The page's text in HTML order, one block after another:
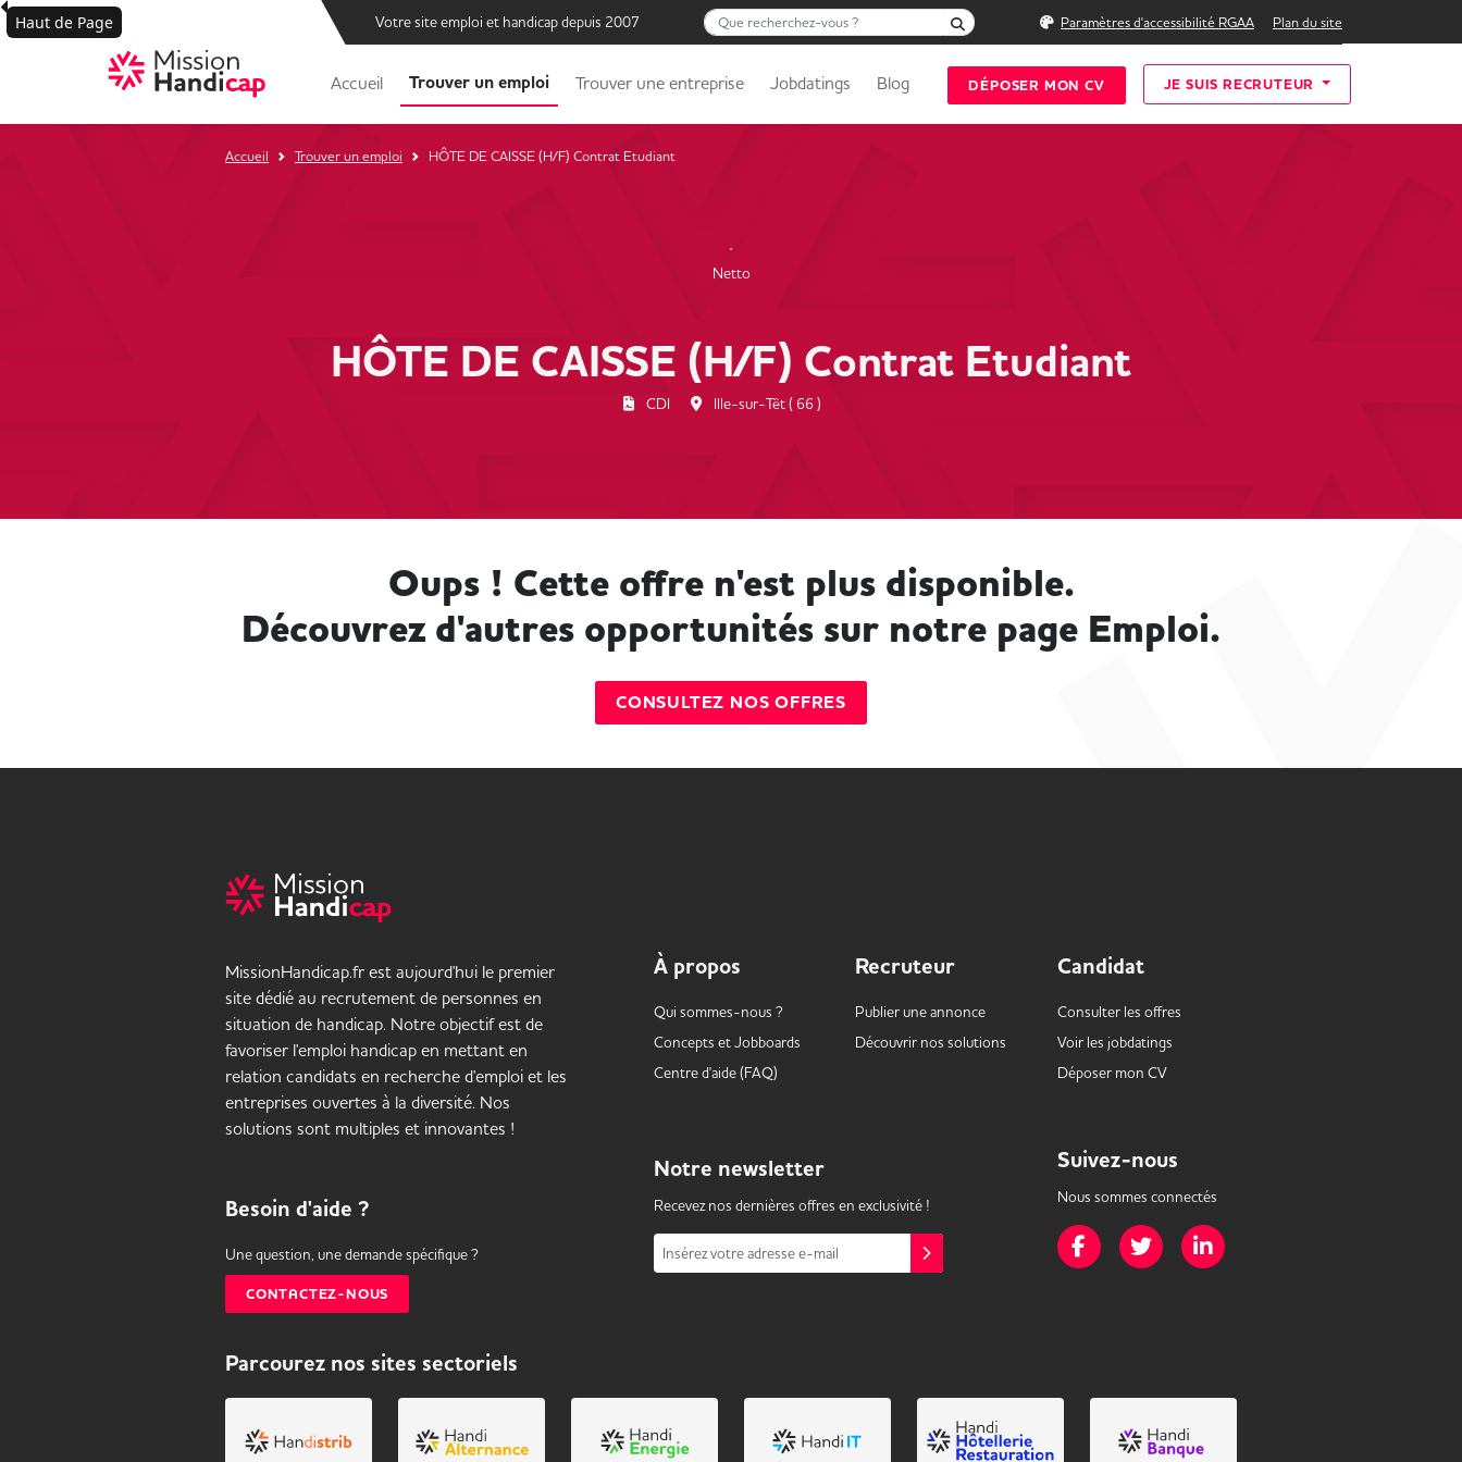
Votre site emploi et handicap depuis 2007 Que recherchez-vous ? Rechercher Paramètres d'accessibilité RGAA Plan du site
Accueil Trouver un emploi Trouver une entreprise Jobdatings Blog DÉPOSER MON CV JE SUIS RECRUTEUR
Accueil Trouver un emploi HÔTE DE CAISSE (H/F) Contrat Etudiant
Netto
HÔTE DE CAISSE (H/F) Contrat Etudiant
CDI Ille-sur-Têt ( 66 )
Oups ! Cette offre n'est plus disponible.
Découvrez d'autres opportunités sur notre page Emploi.
CONSULTEZ NOS OFFRES
MissionHandicap.fr est aujourd'hui le premier
site dédié au recrutement de personnes en
situation de handicap. Notre objectif est de
favoriser l'emploi handicap en mettant en
relation candidats en recherche d'emploi et les
entreprises ouvertes à la diversité. Nos
solutions sont multiples et innovantes !
Besoin d'aide ?
Une question, une demande spécifique ?
CONTACTEZ-NOUS
À propos
Qui sommes-nous ?
Concepts etJobboards
Centre d'aide (FAQ)
Recruteur
Publier une annonce
Découvrir nos solutions
Candidat
Consulter les offres
Voir les jobdatings
Déposer mon CV
Notre newsletter
Recevez nos dernières offres en exclusivité !
Insérez votre adresse e-mail
Suivez-nous
Nous sommes connectés
Page Facebook de Mission Handicap
Page Twitter de Mission Handicap
Parcourez nos sites sectoriels
Haut de Page